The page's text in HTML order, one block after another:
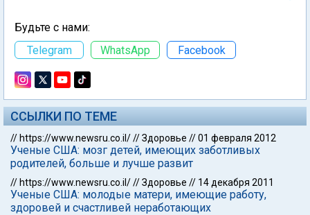
Будьте с нами:
Telegram
WhatsApp Facebook
ССЫЛКИ ПО ТЕМЕ
// https://www.newsru.co.il///Здоровье //01 февраля 2012
Ученые США: мозг детей, имеющих заботливых
родителей, больше и лучше развит
// https://www.newsru.co.il///Здоровье // 14 декабря 2011
Ученые США: молодые матери, имеющие работу,
здоровей и счастливей неработающих